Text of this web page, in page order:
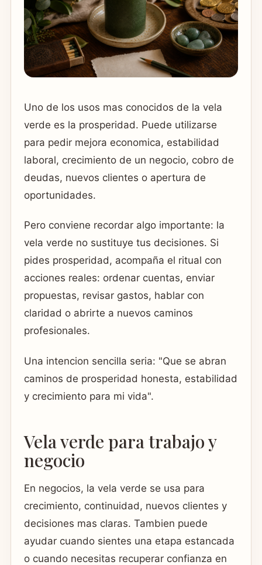
Uno de los usos mas conocidos de la vela
verde es la prosperidad. Puede utilizarse
para pedir mejora economica, estabilidad
laboral, crecimiento de un negocio, cobro de
deudas, nuevos clientes o apertura de
oportunidades.
Pero conviene recordar algo importante: la
vela verde no sustituye tus decisiones. Si
pides prosperidad, acompaña el ritual con
acciones reales: ordenar cuentas, enviar
propuestas, revisar gastos, hablar con
claridad o abrirte a nuevos caminos
profesionales.
Una intencion sencilla seria: "Que se abran
caminos de prosperidad honesta, estabilidad
y crecimiento para mi vida".
Vela verde para trabajo y
negocio
En negocios, la vela verde se usa para
crecimiento, continuidad, nuevos clientes y
decisiones mas claras. Tambien puede
ayudar cuando sientes una etapa estancada
o cuando necesitas recuperar confianza en